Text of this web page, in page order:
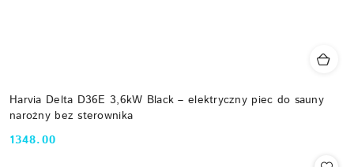
Harvia Delta D36E 3,6kW Black – elektryczny piec do sauny
narożny bez sterownika
Cena:
1348.00